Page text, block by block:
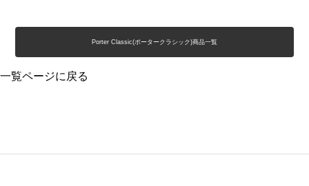
Porter Classic(ポータークラシック)商品一覧
一覧ページに戻る